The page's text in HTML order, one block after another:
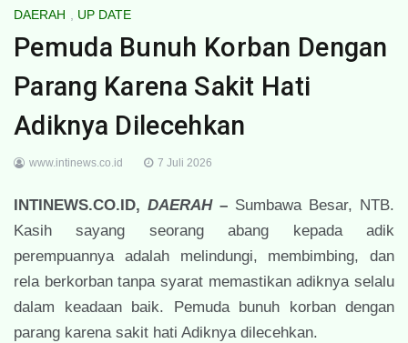
DAERAH , UP DATE
Pemuda Bunuh Korban Dengan
Parang Karena Sakit Hati
Adiknya Dilecehkan
www.intinews.co.id 7 Juli 2026
INTINEWS.CO.ID, DAERAH– Sumbawa Besar, NTB.
Kasih sayang seorang abang kepada adik
perempuannya adalah melindungi, membimbing, dan
rela berkorban tanpa syarat memastikan adiknya selalu
dalam keadaan baik. Pemuda bunuh korban dengan
parang karena sakit hati Adiknya dilecehkan.